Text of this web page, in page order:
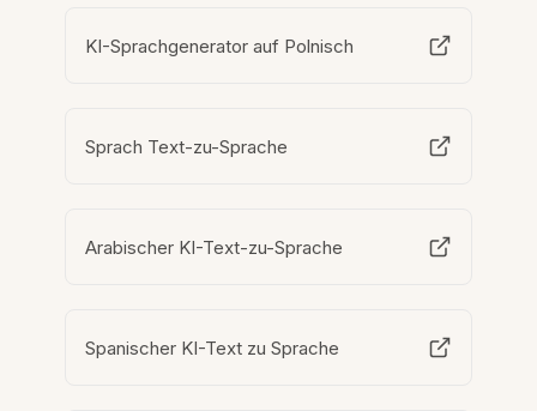
KI-Sprachgenerator auf Polnisch
Sprach Text-zu-Sprache
Arabischer KI-Text-zu-Sprache
Spanischer KI-Text zu Sprache